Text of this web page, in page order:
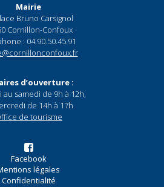
Mairie
Bruno Carsignol
Cornillon-Confoux
: 04.90.50.45.91
d’ouverture :
au samedi de 9h à 12h,
de 14h à 17h
de tourisme
Facebook
légales
Confidentialité